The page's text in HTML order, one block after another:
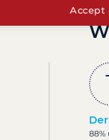
88%
Accept